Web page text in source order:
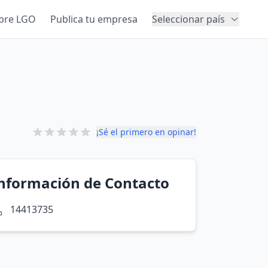
LGO Publica tu empresa Seleccionar país
¡Sé el primero en opinar!
de Contacto
14413735